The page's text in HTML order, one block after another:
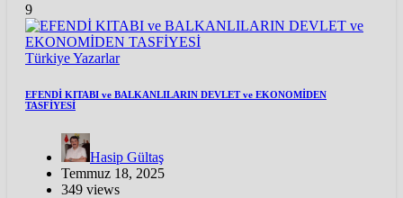
9
TürkiyeYazarlar
EFENDİ KITABI ve BALKANLILARIN DEVLET ve EKONOMİDEN
TASFİYESİ
Hasip Gültaş
Temmuz 18, 2025
349 views